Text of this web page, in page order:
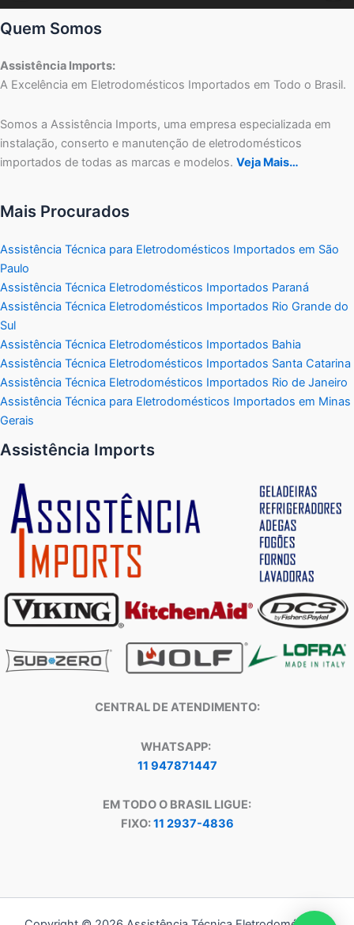
Quem Somos
Assistência Imports:
A Excelência em Eletrodomésticos Importados em Todo o Brasil.
Somos a Assistência Imports, uma empresa especializada em
instalação, conserto e manutenção de eletrodomésticos
importados de todas as marcas e modelos. Veja Mais…
Mais Procurados
Assistência Técnica para Eletrodomésticos Importados em São
Paulo
Assistência Técnica Eletrodomésticos Importados Paraná
Assistência Técnica Eletrodomésticos Importados Rio Grande do
Sul
Assistência Técnica Eletrodomésticos Importados Bahia
Assistência Técnica Eletrodomésticos Importados Santa Catarina
Assistência Técnica Eletrodomésticos Importados Rio de Janeiro
Assistência Técnica para Eletrodomésticos Importados em Minas
Gerais
Assistência Imports
CENTRAL DE ATENDIMENTO:
WHATSAPP:
11 947871447
EM TODO O BRASIL LIGUE:
FIXO:11 2937-4836